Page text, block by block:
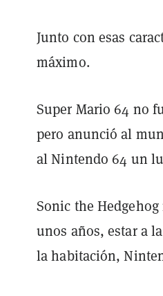
Junto con esas
máximo.
Super Mario 64 no
pero anunció al
al Nintendo 64 un
Sonic the
unos años, estar a
la habitación,